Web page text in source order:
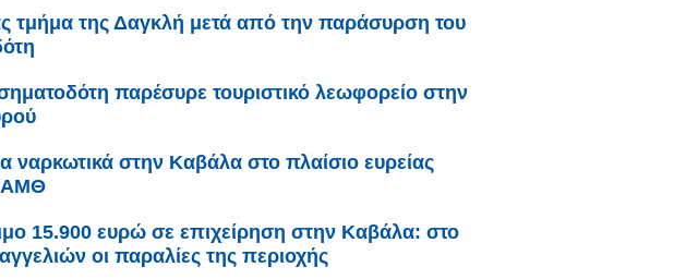
τμήμα της Δαγκλή μετά από την παράσυρση του
παρέσυρε τουριστικό λεωφορείο στην
ναρκωτικά στην Καβάλα στο πλαίσιο ευρείας
ΑΜΘ
15.900 ευρώ σε επιχείρηση στην Καβάλα: στο
οι παραλίες της περιοχής